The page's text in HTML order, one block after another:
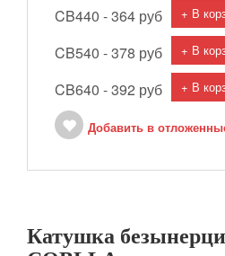
CB440 -364 руб + В
CB540 -378 руб + В
CB640 -392 руб + В
Добавить в
Катушка